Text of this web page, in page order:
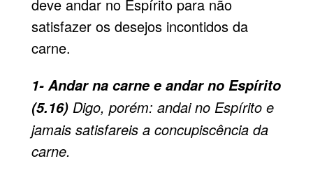
deve andar no Espírito para não
satisfazer os desejos incontidos da
carne.
1- Andar na carne e andar no Espírito
(5.16)Digo, porém: andai no Espírito e
jamais satisfareis a concupiscência da
carne.